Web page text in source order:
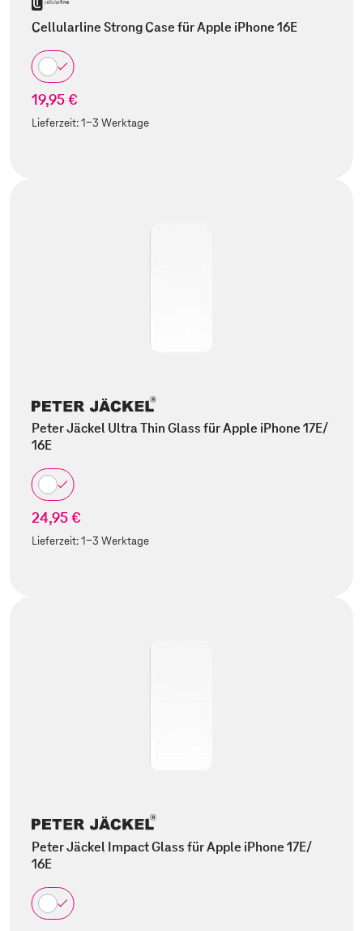
Cellularline Strong Case für Apple iPhone 16E
19,95 €
Lieferzeit:1-3 Werktage
Peter Jäckel Ultra Thin Glass für Apple iPhone 17E/
16E
24,95 €
Lieferzeit:1-3 Werktage
Peter Jäckel Impact Glass für Apple iPhone 17E/
16E